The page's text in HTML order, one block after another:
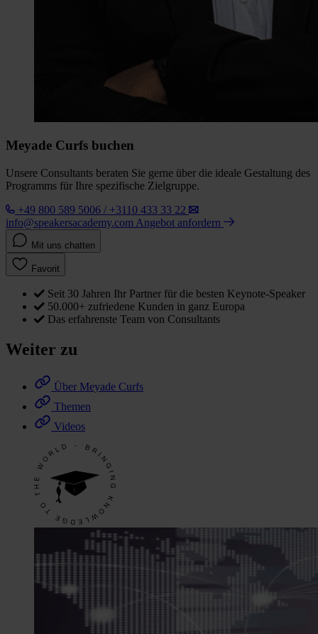
Meyade Curfs buchen
Unsere Consultants beraten Sie gerne über die ideale Gestaltung des
Programms für Ihre spezifische Zielgruppe.
+49 800 589 5006 / +3110 433 33 22
info@speakersacademy.com Angebot anfordern
Mit uns chatten
Favorit
Seit 30 Jahren Ihr Partner für die besten Keynote-Speaker
50.000+ zufriedene Kunden in ganz Europa
Das erfahrenste Team von Consultants
Weiter zu
Über Meyade Curfs
Themen
Videos